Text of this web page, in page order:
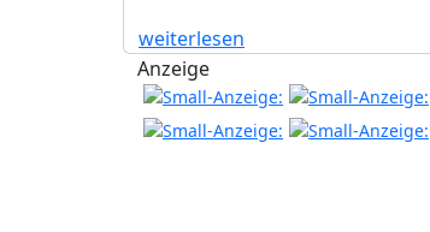
weiterlesen
Anzeige